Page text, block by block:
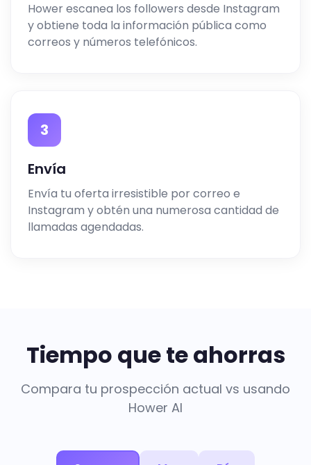
Hower escanea los followers desde Instagram
y obtiene toda la información pública como
correos y números telefónicos.
3
Envía
Envía tu oferta irresistible por correo e
Instagram y obtén una numerosa cantidad de
llamadas agendadas.
Tiempo que te ahorras
Compara tu prospección actual vs usando
Hower AI